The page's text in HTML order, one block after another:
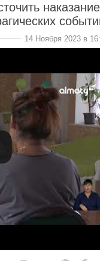
14 Ноября 2023 в